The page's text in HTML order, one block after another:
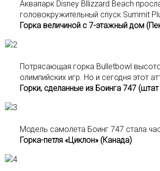
Аквапарк Disney Bllizzard Beach
головокружительный спуск Summit
Горка величиной с 7-этажный дом
Потрясающая горка Bulletbowl
олимпийских игр. Но и сегодня этот
Горки, сделанные из Боинга 747
Модель самолета Боинг 747 стала
Горка-петля «Циклон» (Канада)